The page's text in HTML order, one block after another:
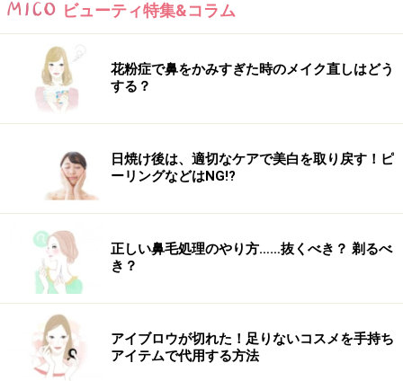
ビューティ特集&コラム
花粉症で鼻をかみすぎた時のメイク直しはどう
する？
日焼け後は、適切なケアで美白を取り戻す！ピ
ーリングなどはNG!?
正しい鼻毛処理のやり方……抜くべき？ 剃るべ
き？
アイブロウが切れた！足りないコスメを手持ち
アイテムで代用する方法